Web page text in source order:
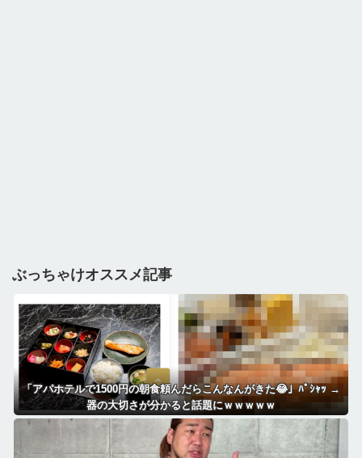
ぶっちゃけオススメ記事
「アパホテルで1500円の朝食頼んだらこんなんがきた😂」ﾊﾟｼｬｯ →
器の大切さが分かると話題にｗｗｗｗｗ